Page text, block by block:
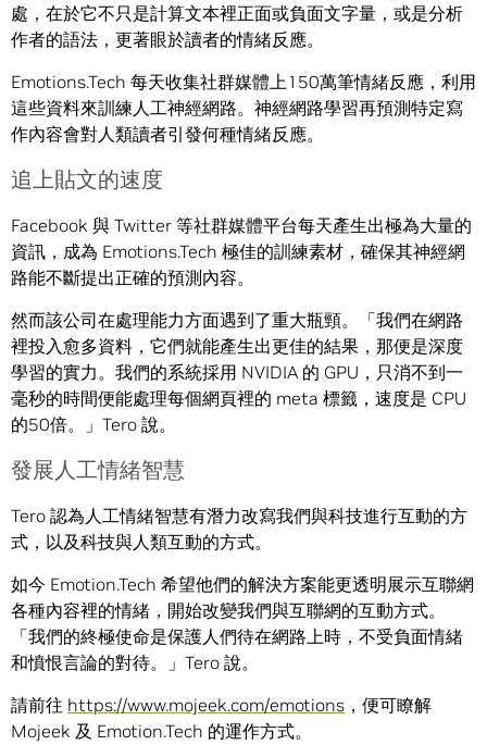
處，在於它不只是計算文本裡正面或負面文字量，或是分析
作者的語法，更著眼於讀者的情緒反應。
Emotions.Tech 每天收集社群媒體上150萬筆情緒反應，利用
這些資料來訓練人工神經網路。神經網路學習再預測特定寫
作內容會對人類讀者引發何種情緒反應。
追上貼文的速度
Facebook 與 Twitter 等社群媒體平台每天產生出極為大量的
資訊，成為 Emotions.Tech 極佳的訓練素材，確保其神經網
路能不斷提出正確的預測內容。
然而該公司在處理能力方面遇到了重大瓶頸。「我們在網路
裡投入愈多資料，它們就能產生出更佳的結果，那便是深度
學習的實力。我們的系統採用 NVIDIA 的 GPU，只消不到一
毫秒的時間便能處理每個網頁裡的 meta 標籤，速度是 CPU
的50倍。」Tero 說。
發展人工情緒智慧
Tero 認為人工情緒智慧有潛力改寫我們與科技進行互動的方
式，以及科技與人類互動的方式。
如今 Emotion.Tech 希望他們的解決方案能更透明展示互聯網
各種內容裡的情緒，開始改變我們與互聯網的互動方式。
「我們的終極使命是保護人們待在網路上時，不受負面情緒
和憤恨言論的對待。」Tero 說。
請前往 https://www.mojeek.com/emotions ，便可瞭解
Mojeek 及 Emotion.Tech 的運作方式。